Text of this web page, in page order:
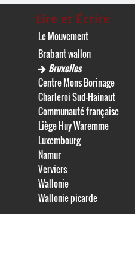
Lire et Écrire
Le Mouvement
Brabant wallon
Bruxelles
Centre Mons Borinage
Charleroi Sud-Hainaut
Communauté française
Liège Huy Waremme
Luxembourg
Namur
Verviers
Wallonie
Wallonie picarde